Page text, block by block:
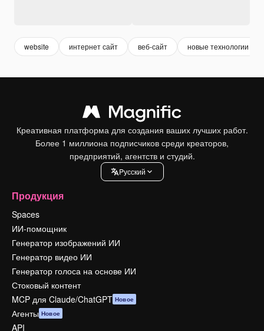
website интернет сайт веб-сайт новые технологии
Креативная платформа для создания ваших лучших работ.
Более 1 миллиона подписчиков среди креаторов,
предприятий, агентств и студий.
Pусский
Продукция
Spaces
ИИ-помощник
Генератор изображений ИИ
Генератор видео ИИ
Генератор голоса на основе ИИ
Стоковый контент
MCP для Claude/ChatGPT Новое
Агенты Новое
API